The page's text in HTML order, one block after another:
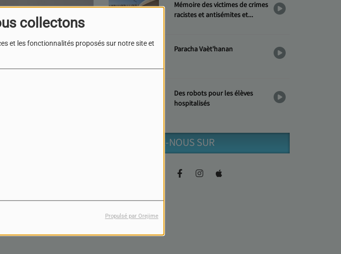
collectons
et les fonctionnalités proposés sur notre site et
Propulsé par Orejime
Solidarité, Dignité,
aux personnes en
Mémoire des victimes de crimes
racistes et antisémites et
Paracha Vaèt'hanan
Des robots pour les élèves
hospitalisés
RETROUVEZ-NOUS SUR